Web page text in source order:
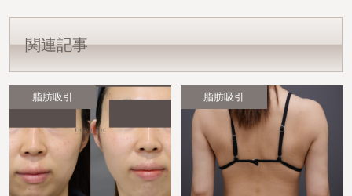
関連記事
脂肪吸引 脂肪吸引